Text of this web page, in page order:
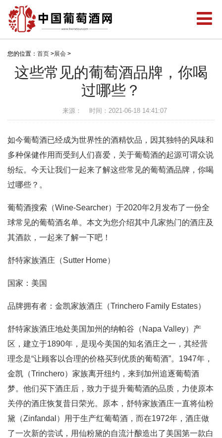
您的位置： 首页 >展会 >
这些常见的葡萄酒品牌，你喝
过哪些？
来源： 时间：2021-06-18 14:41:07
如今葡萄酒已经成为世界性的酒精饮品，因其独特的风味和
多种保健作用而受到人们喜爱，关于葡萄酒的起源可谓众说
纷纭。今天让我们一起来了解这些常见的葡萄酒品牌，你喝
过哪些？。
葡萄酒搜索（Wine-Searcher）于2020年2月发布了一份全
球常见的葡萄酒名单。本文为您介绍其中几家热门的酒庄及
其酒款，一起来了解一下吧！
舒特家族酒庄（Sutter Home）
国家：美国
品牌拥有者：金凯家族酒庄（Trinchero Family Estates）
舒特家族酒庄地处美国加州的纳帕谷（Napa Valley）产
区，建立于1890年，是现今美国的知名酒庄之一，其经营
理念是“让顾客以合理的价格买到优质的葡萄酒”。1947年，
金凯（Trinchero）家族离开纽约，来到加州追逐葡萄酒
梦。他们买下酒庄后，致力于提升葡萄酒的品质，力使原本
关停的酒庄恢复昔日荣光。原本，舒特家族酒庄一直将仙粉
黛（Zinfandal）用于生产红葡萄酒，而在1972年，酒庄做
了一次新的尝试，用仙粉黛的自流汁酿造出了美国第一款白